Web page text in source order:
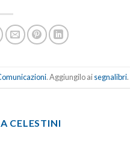
. Aggiungilo aisegnalibri.
CELESTINI